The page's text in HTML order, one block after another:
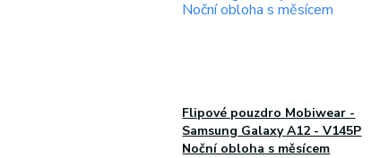
Flipové pouzdro Mobiwear -
Samsung Galaxy A12 - V145P
Noční obloha s měsícem